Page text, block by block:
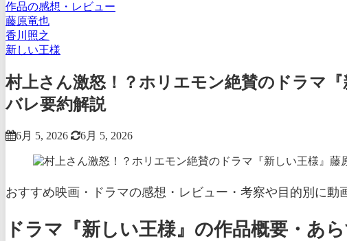
作品の感想・レビュー
藤原竜也
香川照之
新しい王様
村上さん激怒！？ホリエモン絶賛のドラマ
バレ要約解説
6月 5, 2026 6月 5, 2026
おすすめ映画・ドラマの感想・レビュー・考察や目的別に動
ドラマ『新しい王様』の作品概要・あ